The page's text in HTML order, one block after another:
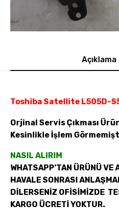
Açıklama
Toshiba Satellite L505D-
Orjinal Servis Çıkması
Kesinlikle İşlem
NASIL ALIRIM
WHATSAPP’TAN ÜRÜNÜ
HAVALE SONRASI
DİLERSENİZ OFİSİMİZDE
KARGO ÜCRETİ YOKTUR.